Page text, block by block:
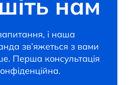
і наша
зв’яжеться з вами
Перша консультація